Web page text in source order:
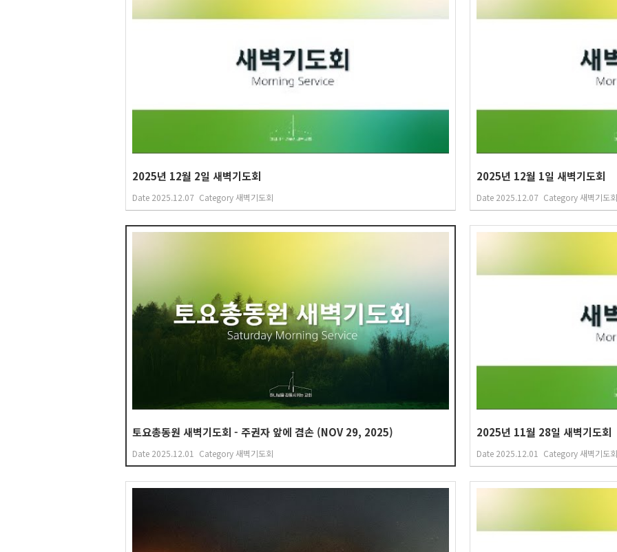
2025년 12월 2일 새벽기도회
Date 2025.12.07 Category새벽기도회
2025년 12월 1일 새벽기도회
Date 2025.12.07 Category새벽기도회
토요총동원 새벽기도회 - 주권자 앞에 겸손 (NOV 29, 2025)
Date 2025.12.01 Category새벽기도회
2025년 11월 28일 새벽기도회
Date 2025.12.01 Category새벽기도회